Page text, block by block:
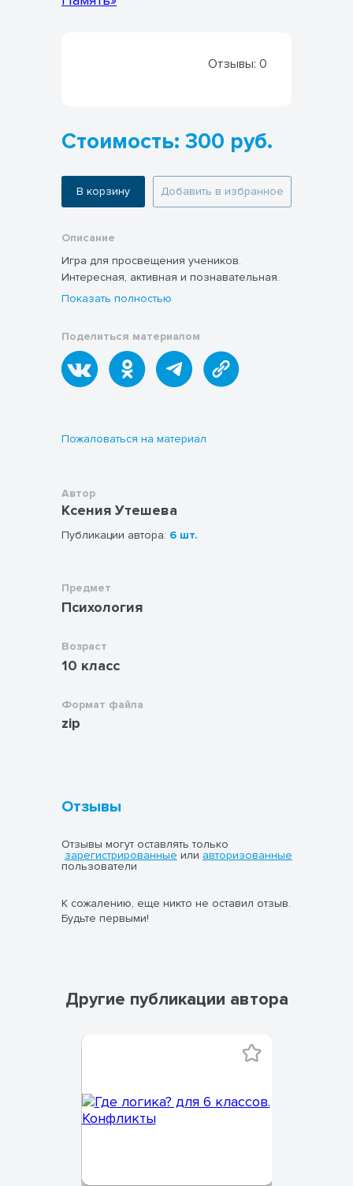
Отзывы: 0
Стоимость: 300 руб.
В корзину Добавить в избранное
Описание
Игра для просвещения учеников.
Интересная, активная и познавательная.
Показать полностью
Поделиться материалом
Пожаловаться на материал
Автор
Ксения Утешева
Публикации автора: 6 шт.
Предмет
Психология
Возраст
10 класс
Формат файла
zip
Отзывы
Отзывы могут оставлять только
зарегистрированные или авторизованные
пользователи
К сожалению, еще никто не оставил отзыв.
Будьте первыми!
Другие публикации автора